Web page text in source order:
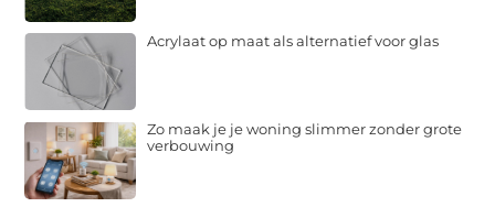
Acrylaat op maat als alternatief voor glas
Zo maak je je woning slimmer zonder grote
verbouwing